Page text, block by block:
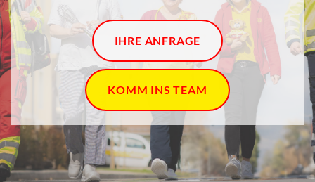
IHRE ANFRAGE
KOMM INS TEAM